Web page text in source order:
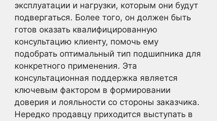
эксплуатации и нагрузки, которым они будут
подвергаться. Более того, он должен быть
готов оказать квалифицированную
консультацию клиенту, помочь ему
подобрать оптимальный тип подшипника для
конкретного применения. Эта
консультационная поддержка является
ключевым фактором в формировании
доверия и лояльности со стороны заказчика.
Нередко продавцу приходится выступать в